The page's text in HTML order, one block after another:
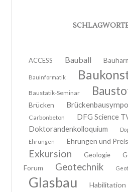
ACCESS Bauball
Bauinformatik
Baustatik-Seminar
Brücken
Carbonbeton
DFG Science
Doktorandenkolloquium
Ehrungen
Ehrungen und
Exkursion Geologie
Forum
Geotechnik
Glasbau Habilitation